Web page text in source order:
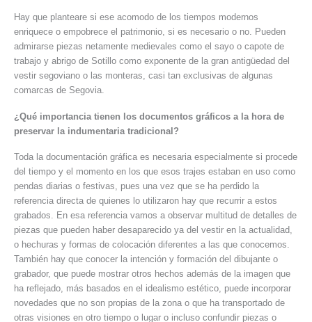
Hay que planteare si ese acomodo de los tiempos modernos
enriquece o empobrece el patrimonio, si es necesario o no. Pueden
admirarse piezas netamente medievales como el sayo o capote de
trabajo y abrigo de Sotillo como exponente de la gran antigüedad del
vestir segoviano o las monteras, casi tan exclusivas de algunas
comarcas de Segovia.
¿Qué importancia tienen los documentos gráficos a la hora de
preservar la indumentaria tradicional?
Toda la documentación gráfica es necesaria especialmente si procede
del tiempo y el momento en los que esos trajes estaban en uso como
pendas diarias o festivas, pues una vez que se ha perdido la
referencia directa de quienes lo utilizaron hay que recurrir a estos
grabados. En esa referencia vamos a observar multitud de detalles de
piezas que pueden haber desaparecido ya del vestir en la actualidad,
o hechuras y formas de colocación diferentes a las que conocemos.
También hay que conocer la intención y formación del dibujante o
grabador, que puede mostrar otros hechos además de la imagen que
ha reflejado, más basados en el idealismo estético, puede incorporar
novedades que no son propias de la zona o que ha transportado de
otras visiones en otro tiempo o lugar o incluso confundir piezas o